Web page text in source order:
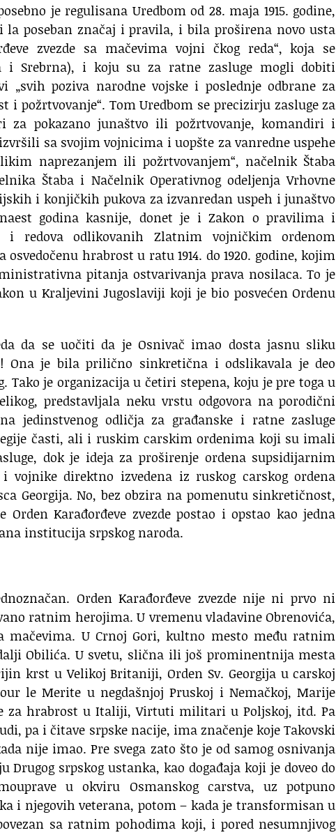
je regulisana Uredbom od 28. maja 1915. godine,
poseban značaj i pravila, i bila proširena novo usta
zvezde sa mačevima vojni čkog reda“, koja se
i Srebrna), i koju su za ratne zasluge mogli dobiti
poziva narodne vojske i poslednje odbrane za
požrtvovanje“. Tom Uredbom se precizirju zasluge za
za pokazano junaštvo ili požrtvovanje, komandiri i
sa svojim vojnicima i uopšte za vanredne uspehe
naprezanjem ili požrtvovanjem“, načelnik Štaba
Štaba i Načelnik Operativnog odeljenja Vrhovne
i konjičkih pukova za izvanredan uspeh i junaštvo
godina kasnije, donet je i Zakon o pravilima i
i redova odlikovanih Zlatnim vojničkim ordenom
osvedočenu hrabrost u ratu 1914. do 1920. godine, kojim
pitanja ostvarivanja prava nosilaca. To je
u Kraljevini Jugoslaviji koji je bio posvećen Ordenu
da se uočiti da je Osnivač imao dosta jasnu sliku
je bila prilično sinkretična i odslikavala je deo
Tako je organizacija u četiri stepena, koju je pre toga u
predstavljala neku vrstu odgovora na porodični
jedinstvenog odličja za građanske i ratne zasluge
časti, ali i ruskim carskim ordenima koji su imali
dok je ideja za proširenje ordena supsidijarnim
direktno izvedena iz ruskog carskog ordena
Georgija. No, bez obzira na pomenutu sinkretičnost,
Karađorđeve zvezde postao i opstao kao jedna
institucija srpskog naroda.
Orden Karađorđeve zvezde nije ni prvo ni
ratnim herojima. U vremenu vladavine Obrenovića,
mačevima. U Crnoj Gori, kultno mesto među ratnim
Obilića. U svetu, slična ili još prominentnija mesta
krst u Velikoj Britaniji, Orden Sv. Georgija u carskoj
le Merite u negdašnjoj Pruskoj i Nemačkoj, Marije
za hrabrost u Italiji, Virtuti militari u Poljskoj, itd. Pa
pa i čitave srpske nacije, ima značenje koje Takovski
nije imao. Pre svega zato što je od samog osnivanja
srpskog ustanka, kao događaja koji je doveo do
u okviru Osmanskog carstva, uz potpuno
i njegovih veterana, potom – kada je transformisan u
sa ratnim pohodima koji, i pored nesumnjivog